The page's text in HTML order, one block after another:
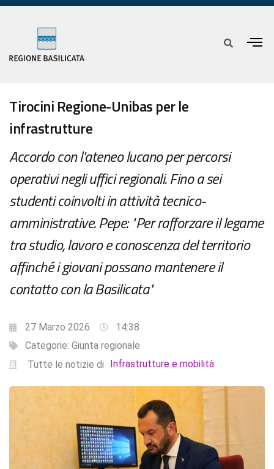
Tirocini Regione-Unibas per le
infrastrutture
Accordo con l'ateneo lucano per percorsi
operativi negli uffici regionali. Fino a sei
studenti coinvolti in attività tecnico-
amministrative. Pepe: "Per rafforzare il legame
tra studio, lavoro e conoscenza del territorio
affinché i giovani possano mantenere il
contatto con la Basilicata"
27 Marzo 2026
14:38
Categorie: Giunta regionale
Tutte le notizie di
Infrastrutture e mobilità